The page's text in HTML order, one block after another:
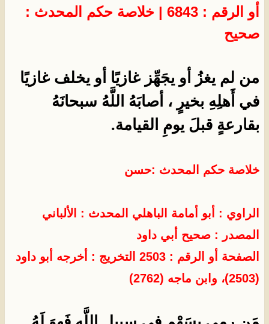
أو الرقم : 6843 | خلاصة حكم المحدث :
صحيح
من لم يغزُ أو يجَهِّز غازيًا أو يخلف غازيًا
في أَهلِهِ بخيرٍ ، أصابَهُ اللَّهُ سبحانَهُ
بقارعةٍ قبلَ يومِ القيامة.
خلاصة حكم المحدث :حسن
الراوي : أبو أمامة الباهلي المحدث :
الألباني
المصدر : صحيح أبي داود
الصفحة أو الرقم : 2503 التخريج : أخرجه أبو داود
(2503)، وابن ماجه (2762)